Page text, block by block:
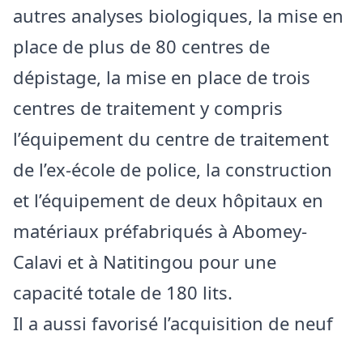
autres analyses biologiques, la mise en
place de plus de 80 centres de
dépistage, la mise en place de trois
centres de traitement y compris
l’équipement du centre de traitement
de l’ex-école de police, la construction
et l’équipement de deux hôpitaux en
matériaux préfabriqués à Abomey-
Calavi et à Natitingou pour une
capacité totale de 180 lits.
Il a aussi favorisé l’acquisition de neuf